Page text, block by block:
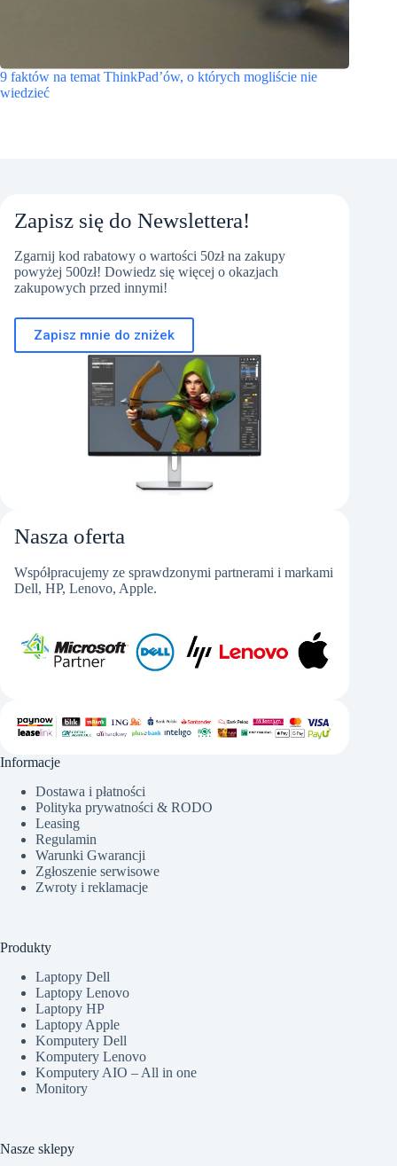
9 faktów na temat ThinkPad’ów, o których mogliście nie
wiedzieć
Zapisz się do Newslettera!
Zgarnij kod rabatowy o wartości 50zł na zakupy
powyżej 500zł! Dowiedz się więcej o okazjach
zakupowych przed innymi!
Zapisz mnie do zniżek
Nasza oferta
Współpracujemy ze sprawdzonymi partnerami i markami
Dell, HP, Lenovo, Apple.
Informacje
Dostawa i płatności
Polityka prywatności & RODO
Leasing
Regulamin
Warunki Gwarancji
Zgłoszenie serwisowe
Zwroty i reklamacje
Produkty
Laptopy Dell
Laptopy Lenovo
Laptopy HP
Laptopy Apple
Komputery Dell
Komputery Lenovo
Komputery AIO – All in one
Monitory
Nasze sklepy